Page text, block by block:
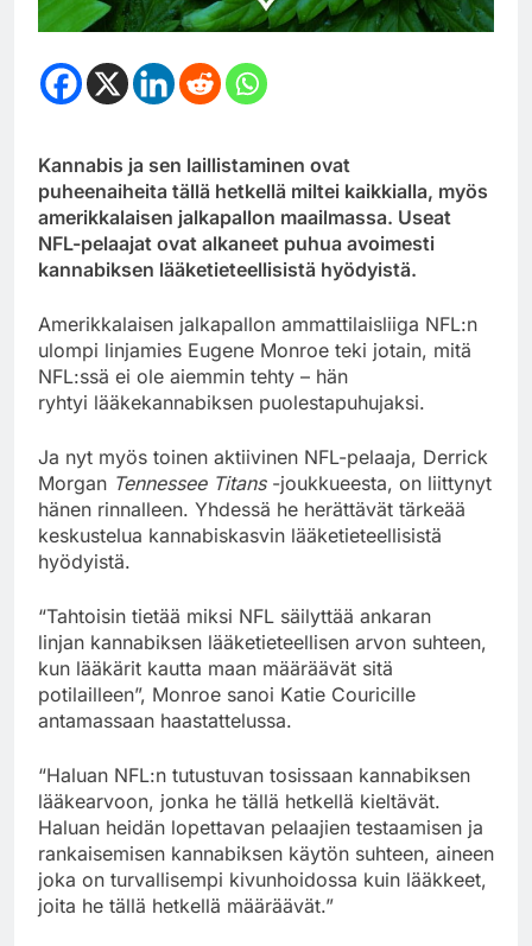
Kannabis ja sen laillistaminen ovat
puheenaiheita tällä hetkellä miltei kaikkialla, myös
amerikkalaisen jalkapallon maailmassa. Useat
NFL-pelaajat ovat alkaneet puhua avoimesti
kannabiksen lääketieteellisistä hyödyistä.
Amerikkalaisen jalkapallon ammattilaisliiga NFL:n
ulompi linjamies Eugene Monroe teki jotain, mitä
NFL:ssä ei ole aiemmin tehty – hän
ryhtyi lääkekannabiksen puolestapuhujaksi.
Ja nyt myös toinen aktiivinen NFL-pelaaja, Derrick
Morgan Tennessee Titans-joukkueesta, on liittynyt
hänen rinnalleen. Yhdessä he herättävät tärkeää
keskustelua kannabiskasvin lääketieteellisistä
hyödyistä.
“Tahtoisin tietää miksi NFL säilyttää ankaran
linjan kannabiksen lääketieteellisen arvon suhteen,
kun lääkärit kautta maan määräävät sitä
potilailleen”, Monroe sanoi Katie Couricille
antamassaan haastattelussa.
“Haluan NFL:n tutustuvan tosissaan kannabiksen
lääkearvoon, jonka he tällä hetkellä kieltävät.
Haluan heidän lopettavan pelaajien testaamisen ja
rankaisemisen kannabiksen käytön suhteen, aineen
joka on turvallisempi kivunhoidossa kuin lääkkeet,
joita he tällä hetkellä määräävät.”